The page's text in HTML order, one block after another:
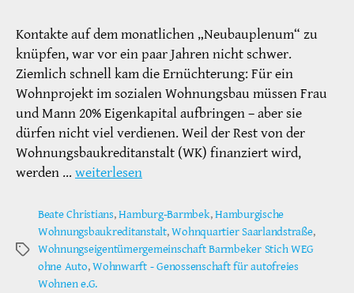
Kontakte auf dem monatlichen „Neubauplenum“ zu
knüpfen, war vor ein paar Jahren nicht schwer.
Ziemlich schnell kam die Ernüchterung: Für ein
Wohnprojekt im sozialen Wohnungsbau müssen Frau
und Mann 20% Eigenkapital aufbringen – aber sie
dürfen nicht viel verdienen. Weil der Rest von der
Wohnungsbaukreditanstalt (WK) finanziert wird,
werden … weiterlesen
Schlagwörter
Beate Christians,Hamburg-Barmbek,Hamburgische
Wohnungsbaukreditanstalt,Wohnquartier Saarlandstraße,
Wohnungseigentümergemeinschaft Barmbeker Stich WEG
ohne Auto,Wohnwarft - Genossenschaft für autofreies
Wohnen e.G.